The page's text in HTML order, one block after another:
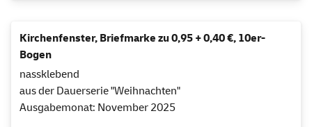
Kirchenfenster, Briefmarke zu 0,95 + 0,40 €, 10er-
Bogen
nassklebend
aus der Dauerserie "Weihnachten"
Ausgabemonat: November 2025